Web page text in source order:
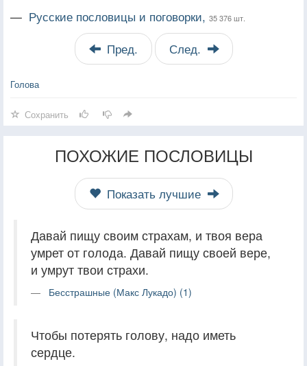
— Русские пословицы и поговорки, 35 376 шт.
Пред. След.
Голова
Сохранить
ПОХОЖИЕ ПОСЛОВИЦЫ
Показать лучшие
Давай пищу своим страхам, и твоя вера
умрет от голода. Давай пищу своей вере,
и умрут твои страхи.
Бесстрашные (Макс Лукадо) (1)
Чтобы потерять голову, надо иметь
сердце.